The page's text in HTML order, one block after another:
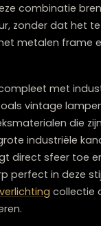
Deze
ruimtelijk en
dressoir
van een
van ruw
Deze
zonder dat
met metalen